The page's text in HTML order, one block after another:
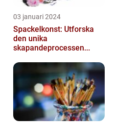
03 januari 2024
Spackelkonst: Utforska
den unika
skapandeprocessen...